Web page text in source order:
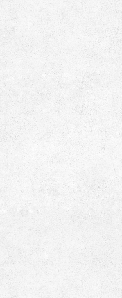
更新 07/31
ステージグランデ
『御徒町駅』徒歩
間取り：1LDK
賃料：
万円